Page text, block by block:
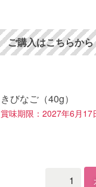
ご購入はこちらから
きびなご（40g）
賞味期限：2027年6月17